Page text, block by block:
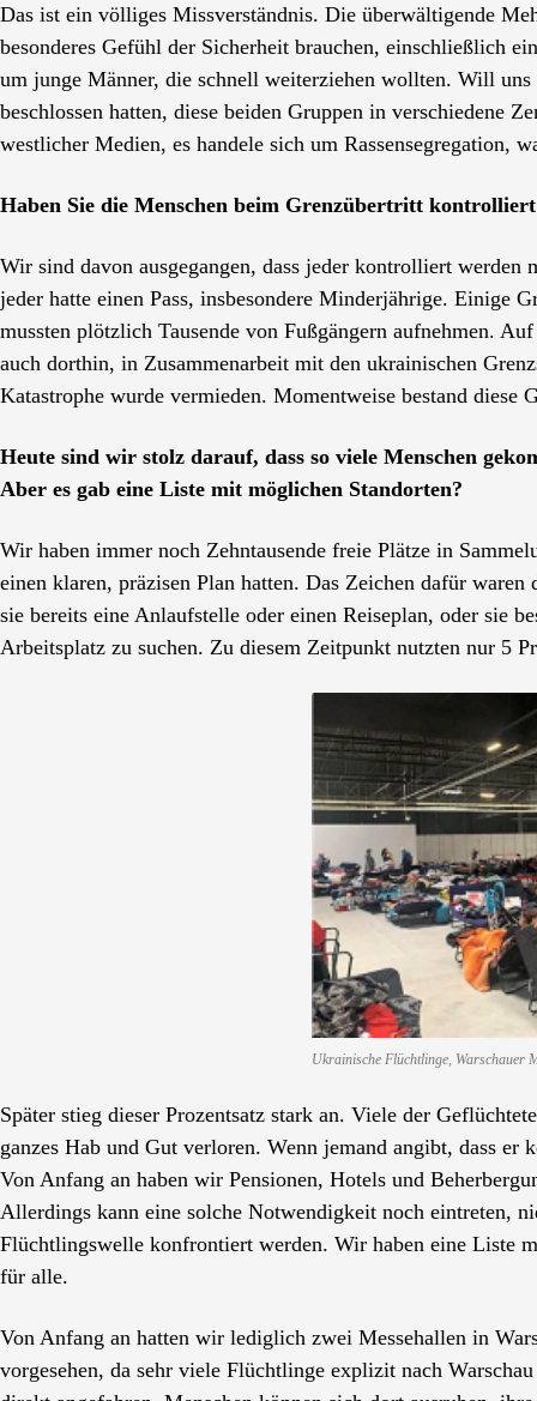
Das ist ein völliges Missverständnis. Die überwältigende
besonderes Gefühl der Sicherheit brauchen, einschließlich
um junge Männer, die schnell weiterziehen wollten. Will
beschlossen hatten, diese beiden Gruppen in verschiedene
westlicher Medien, es handele sich um Rassensegregation,
Haben Sie die Menschen beim Grenzübertritt
Wir sind davon ausgegangen, dass jeder kontrolliert
jeder hatte einen Pass, insbesondere Minderjährige. Einige
mussten plötzlich Tausende von Fußgängern aufnehmen.
auch dorthin, in Zusammenarbeit mit den ukrainischen
Katastrophe wurde vermieden. Momentweise bestand diese
Heute sind wir stolz darauf, dass so viele Menschen
Aber es gab eine Liste mit möglichen Standorten?
Wir haben immer noch Zehntausende freie Plätze in
einen klaren, präzisen Plan hatten. Das Zeichen dafür
sie bereits eine Anlaufstelle oder einen Reiseplan, oder sie
Arbeitsplatz zu suchen. Zu diesem Zeitpunkt nutzten nur 5
Ukrainische Flüchtlinge, Warschauer
Später stieg dieser Prozentsatz stark an. Viele der
ganzes Hab und Gut verloren. Wenn jemand angibt, dass
Von Anfang an haben wir Pensionen, Hotels und
Allerdings kann eine solche Notwendigkeit noch eintreten,
Flüchtlingswelle konfrontiert werden. Wir haben eine Liste
für alle.
Von Anfang an hatten wir lediglich zwei Messehallen in
vorgesehen, da sehr viele Flüchtlinge explizit nach